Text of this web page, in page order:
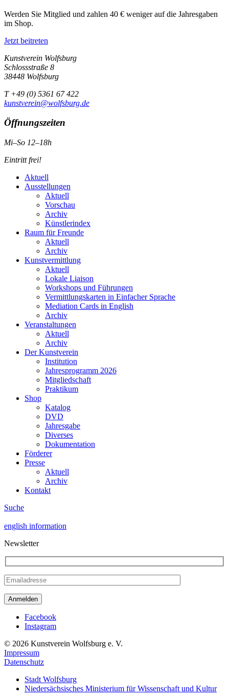
Werden Sie Mitglied und zahlen 40 € weniger auf die Jahresgaben
im Shop.
Jetzt beitreten
Kunstverein Wolfsburg
Schlossstraße 8
38448 Wolfsburg
T +49 (0) 5361 67 422
kunstverein@wolfsburg.de
Öffnungszeiten
Mi–So 12–18h
Eintritt frei!
Aktuell
Ausstellungen
Aktuell
Vorschau
Archiv
Künstlerindex
Raum für Freunde
Aktuell
Archiv
Kunstvermittlung
Aktuell
Lokale Liaison
Workshops und Führungen
Vermittlungskarten in Einfacher Sprache
Mediation Cards in English
Archiv
Veranstaltungen
Aktuell
Archiv
Der Kunstverein
Institution
Jahresprogramm 2026
Mitgliedschaft
Praktikum
Shop
Katalog
DVD
Jahresgabe
Diverses
Dokumentation
Förderer
Presse
Aktuell
Archiv
Kontakt
Suche
english information
Newsletter
Facebook
Instagram
© 2026 Kunstverein Wolfsburg e. V.
Impressum
Datenschutz
Stadt Wolfsburg
Niedersächsisches Ministerium für Wissenschaft und Kultur